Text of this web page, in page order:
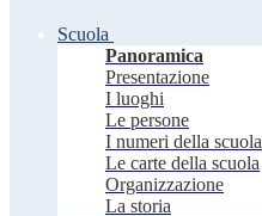
Scuola
Panoramica
Presentazione
I luoghi
Le persone
I numeri della scuola
Le carte della scuola
Organizzazione
La storia